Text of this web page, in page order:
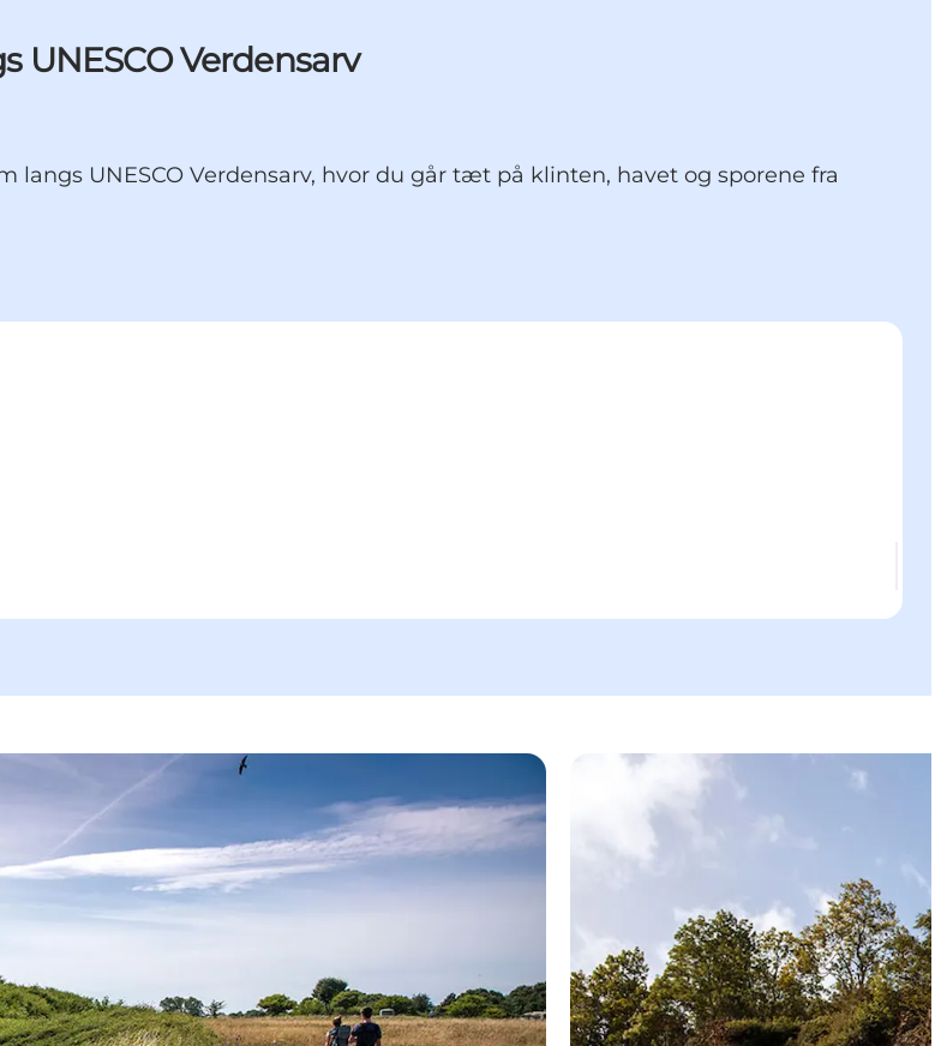
UNESCO Verdensarv
langs UNESCO Verdensarv, hvor du går tæt på klinten, havet og sporene fra